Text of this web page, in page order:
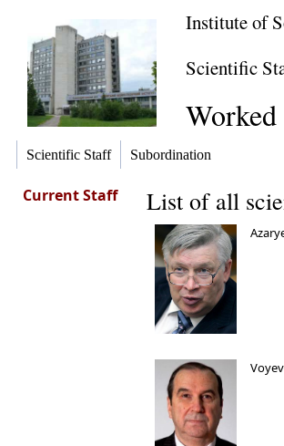
Institute of
Scientific
Worked
Scientific Staff Subordination
Current Staff List of all